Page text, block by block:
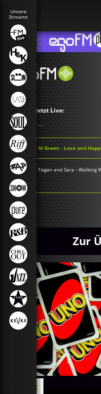
Jetzt Live:
...
Al Green - Love and
Zur
Blog